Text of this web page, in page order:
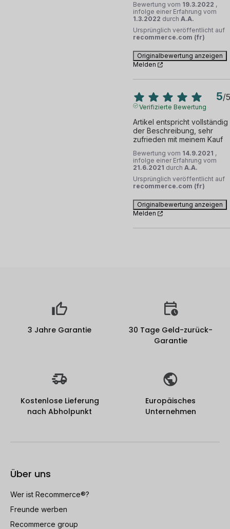
Bewertung vom 19.3.2022 ,
infolge einer Erfahrung vom
1.3.2022 durch A.A.
Ursprünglich veröffentlicht auf
recommerce.com (fr)
Originalbewertung anzeigen
Melden
5/5
Verifizierte Bewertung
Artikel entspricht vollständig
der Beschreibung, sehr
zufrieden mit meinem Kauf
Bewertung vom 14.9.2021 ,
infolge einer Erfahrung vom
21.6.2021 durch A.A.
Ursprünglich veröffentlicht auf
recommerce.com (fr)
Originalbewertung anzeigen
Melden
3 Jahre Garantie
30 Tage Geld-zurück-
Garantie
Kostenlose Lieferung
nach Abholpunkt
Europäisches
Unternehmen
Über uns
Wer ist Recommerce®?
Freunde werben
Recommerce group